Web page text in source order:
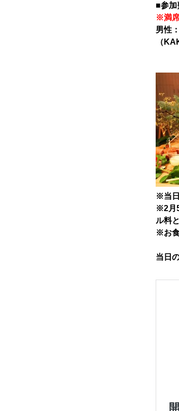
かかみがはら暮らし委
■参加
※満
男性
（
※当日
※2月
ル料
※お食
当日